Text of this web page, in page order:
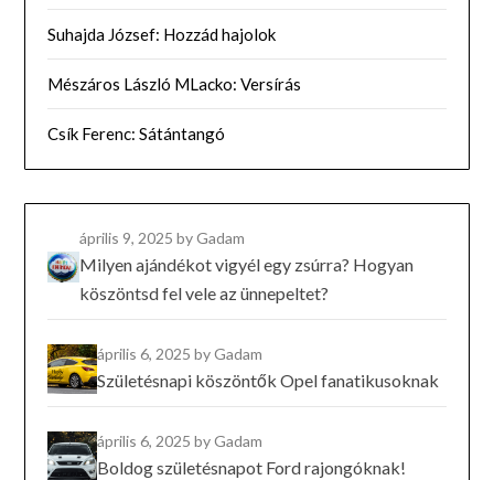
Suhajda József: Hozzád hajolok
Mészáros László MLacko: Versírás
Csík Ferenc: Sátántangó
április 9, 2025 by Gadam
Milyen ajándékot vigyél egy zsúrra? Hogyan
köszöntsd fel vele az ünnepeltet?
április 6, 2025by Gadam
Születésnapi köszöntők Opel fanatikusoknak
április 6, 2025by Gadam
Boldog születésnapot Ford rajongóknak!